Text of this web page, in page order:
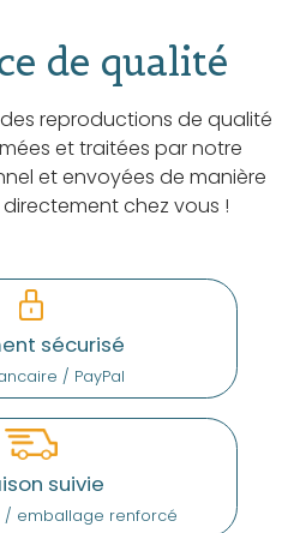
de qualité
reproductions de qualité
et traitées par notre
et envoyées de manière
chez vous !
sécurisé
/ PayPal
suivie
/ emballage renforcé